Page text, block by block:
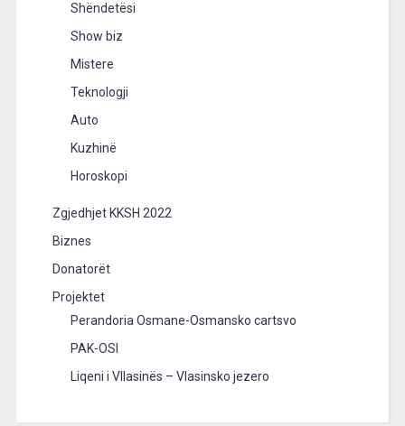
Shëndetësi
Show biz
Mistere
Teknologji
Auto
Kuzhinë
Horoskopi
Zgjedhjet KKSH 2022
Biznes
Donatorët
Projektet
Perandoria Osmane-Osmansko cartsvo
PAK-OSI
Liqeni i Vllasinës – Vlasinsko jezero